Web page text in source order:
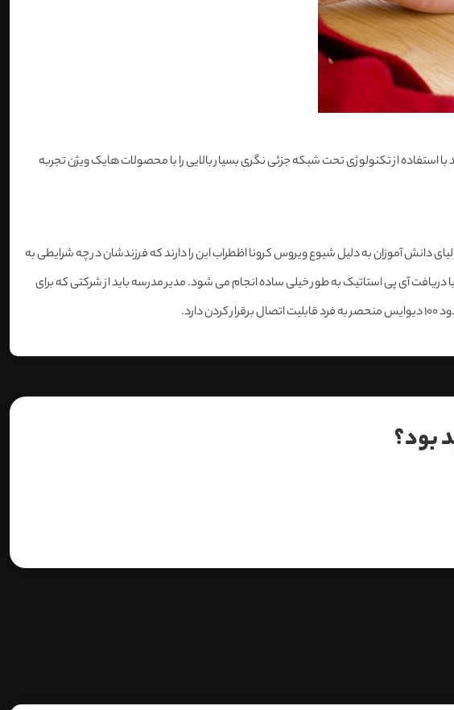
استفاده از تکنولوژی تحت شبکه جزئی نگری بسیار بالایی را با محصولات هایک ویژن تجربه
دانش آموزان به دلیل شیوع ویروس کرونا اظطراب این را دارند که فرزندشان در چه شرایطی به
دریافت آی پی استاتیک به طور خیلی ساده انجام می شود. مدیر مدرسه باید از شرکتی که برای
بود؟